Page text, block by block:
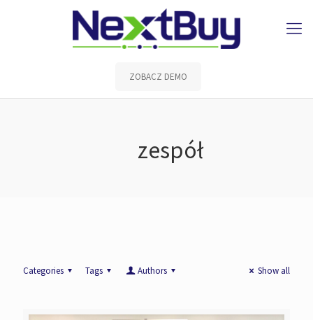
ZOBACZ DEMO
zespół
Categories Tags Authors Show all